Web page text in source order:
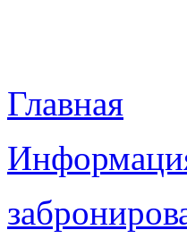
Главная